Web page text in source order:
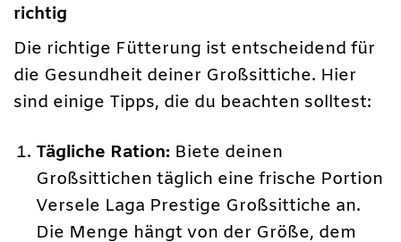
richtig
Die richtige Fütterung ist entscheidend für
die Gesundheit deiner Großsittiche. Hier
sind einige Tipps, die du beachten solltest:
Tägliche Ration: Biete deinen
Großsittichen täglich eine frische Portion
Versele Laga Prestige Großsittiche an.
Die Menge hängt von der Größe, dem